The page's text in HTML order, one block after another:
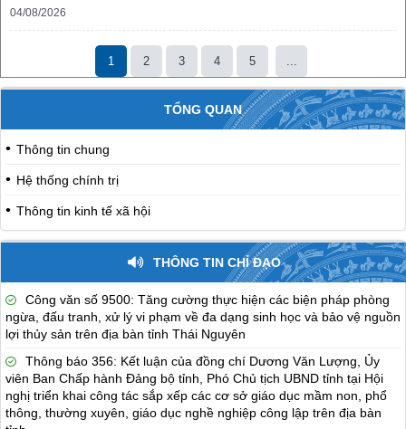
04/08/2026
1 2 3 4 5 ...
TỔNG QUAN
Thông tin chung
Hệ thống chính trị
Thông tin kinh tế xã hội
THÔNG TIN CHỈ ĐẠO
Công văn số 9500: Tăng cường thực hiện các biện pháp phòng
ngừa, đấu tranh, xử lý vi phạm về đa dạng sinh học và bảo vệ nguồn
lợi thủy sản trên địa bàn tỉnh Thái Nguyên
Thông báo 356: Kết luận của đồng chí Dương Văn Lượng, Ủy
viên Ban Chấp hành Đảng bộ tỉnh, Phó Chủ tịch UBND tỉnh tại Hội
nghị triển khai công tác sắp xếp các cơ sở giáo dục mầm non, phổ
thông, thường xuyên, giáo dục nghề nghiệp công lập trên địa bàn